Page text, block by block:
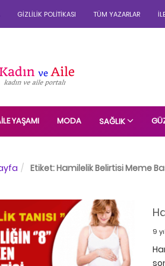
GIZLILIK POLITIKASI TÜM YAZARLAR
YAŞAMI MODA SAĞLIK
Etiket:Hamilelik Belirtisi Meme
9